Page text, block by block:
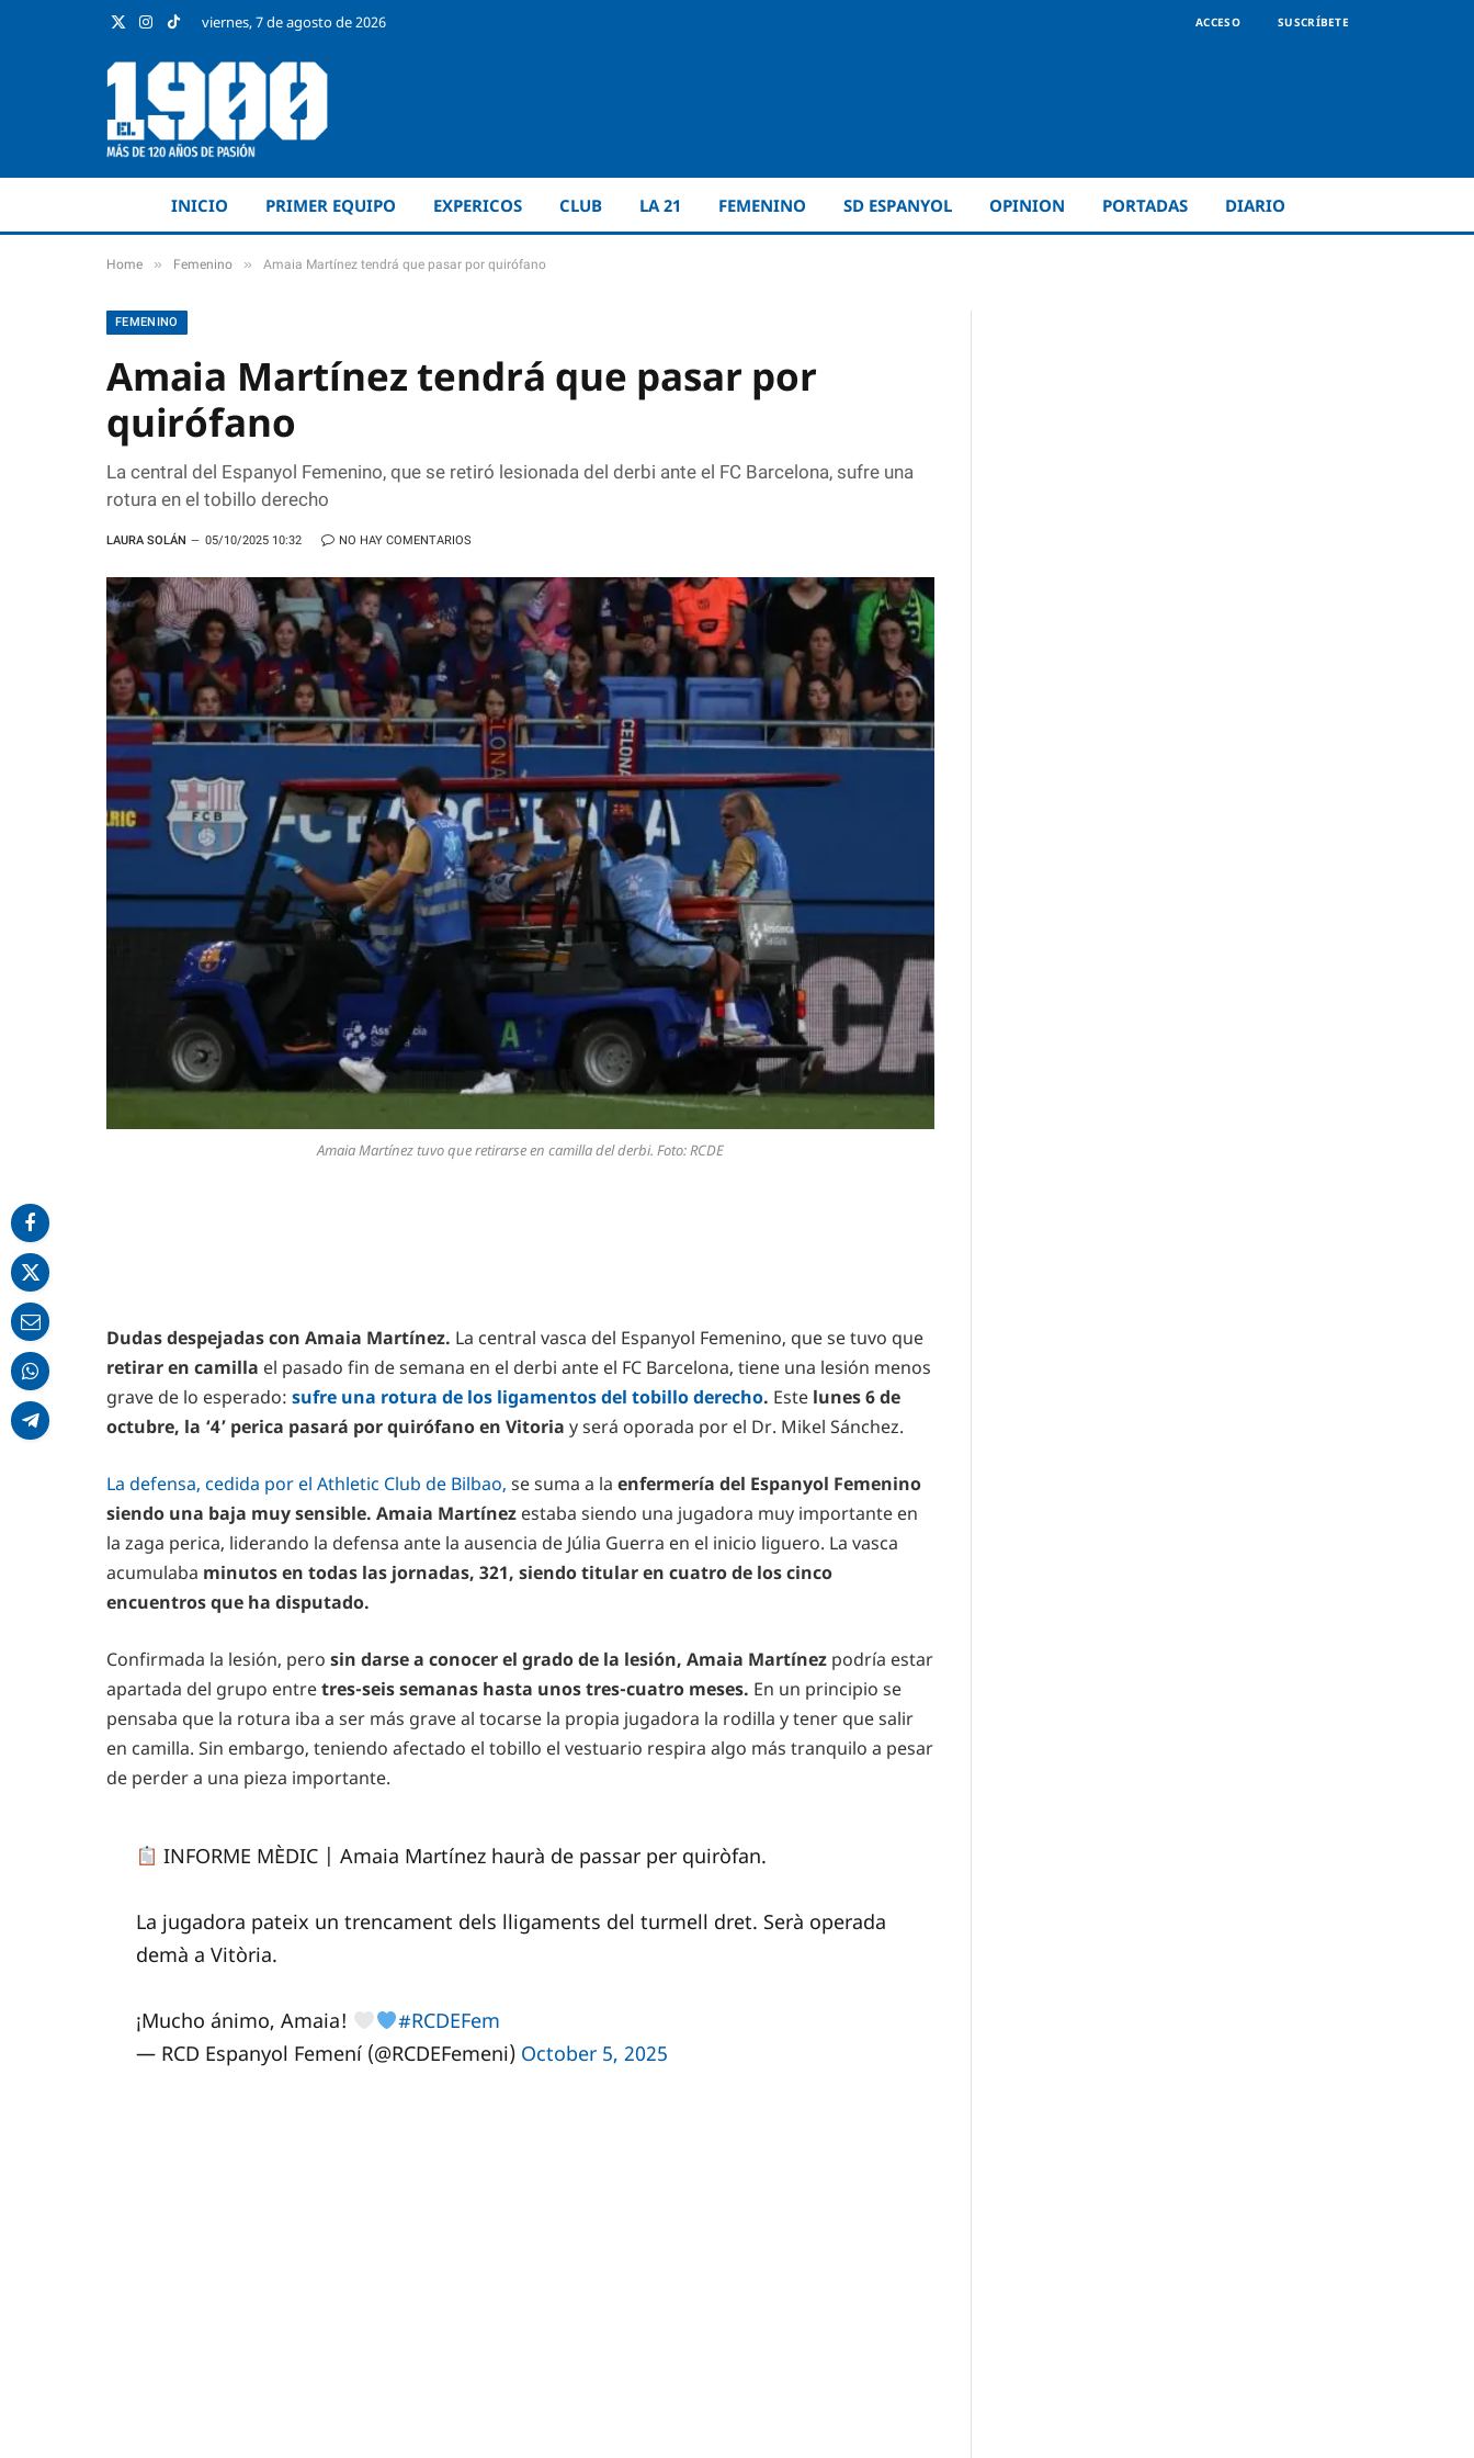
X
Instagram
TikTokviernes, 7 de agosto de 2026 ACCESO SUSCRÍBETE
INICIO PRIMER EQUIPO EXPERICOS CLUB LA 21 FEMENINO SD ESPANYOL OPINION PORTADAS DIARIO
Home » Femenino » Amaia Martínez tendrá que pasar por quirófano
FEMENINO
Amaia Martínez tendrá que pasar por
quirófano
La central del Espanyol Femenino, que se retiró lesionada del derbi ante el FC Barcelona, sufre una
rotura en el tobillo derecho
LAURA SOLÁN 05/10/2025 10:32 NO HAY COMENTARIOS
Amaia Martínez tuvo que retirarse en camilla del derbi. Foto: RCDE
Dudas despejadas con Amaia Martínez. La central vasca del Espanyol Femenino, que se tuvo que
retirar en camilla el pasado fin de semana en el derbi ante el FC Barcelona, tiene una lesión menos
grave de lo esperado: sufre una rotura de los ligamentos del tobillo derecho. Este lunes 6 de
octubre, la ‘4’ perica pasará por quirófano en Vitoria y será oporada por el Dr. Mikel Sánchez.
La defensa, cedida por el Athletic Club de Bilbao, se suma a la enfermería del Espanyol Femenino
siendo una baja muy sensible. Amaia Martínez estaba siendo una jugadora muy importante en
la zaga perica, liderando la defensa ante la ausencia de Júlia Guerra en el inicio liguero. La vasca
acumulaba minutos en todas las jornadas, 321, siendo titular en cuatro de los cinco
encuentros que ha disputado.
Confirmada la lesión, pero sin darse a conocer el grado de la lesión, Amaia Martínez podría estar
apartada del grupo entretres-seis semanas hasta unos tres-cuatro meses. En un principio se
pensaba que la rotura iba a ser más grave al tocarse la propia jugadora la rodilla y tener que salir
en camilla. Sin embargo, teniendo afectado el tobillo el vestuario respira algo más tranquilo a pesar
de perder a una pieza importante.
INFORME MÈDIC | Amaia Martínez haurà de passar per quiròfan.
La jugadora pateix un trencament dels lligaments del turmell dret. Serà operada
demà a Vitòria.
¡Mucho ánimo, Amaia!
#RCDEFem
— RCD Espanyol Femení (@RCDEFemeni) October 5, 2025